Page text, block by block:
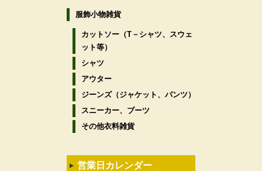
服飾小物雑貨
カットソー（T－シャツ、スウェ
ット等）
シャツ
アウター
ジーンズ（ジャケット、パンツ）
スニーカー、ブーツ
その他衣料雑貨
営業日カレンダー